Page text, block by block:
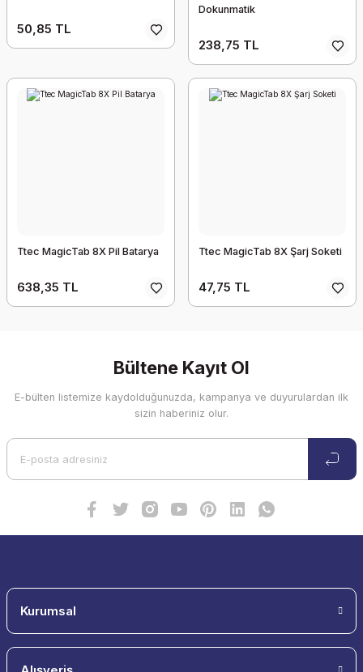
50,85 TL
Dokunmatik
238,75 TL
Ttec MagicTab 8X Pil Batarya
638,35 TL
Ttec MagicTab 8X Şarj Soketi
47,75 TL
Bültene Kayıt Ol
E-bülten listemize kaydolduğunuzda, kampanya ve duyurulardan ilk
sizin haberiniz olur.
Kurumsal